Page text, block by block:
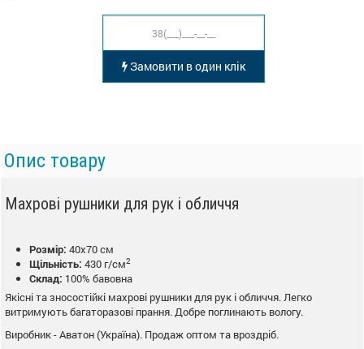
Замовити в один клік
Опис товару
Махрові рушники для рук і обличчя
Розмір: 40х70 см
Щільність: 430 г/см2
Склад: 100% бавовна
Якісні та зносостійкі махрові рушники для рук і обличчя. Легко
витримують багаторазові прання. Добре поглинають вологу.
Виробник - Аватон (Україна). Продаж оптом та вроздріб.